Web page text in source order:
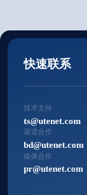
快速联系
技术支持
ts@utenet.com
渠道合作
bd@utenet.com
媒体合作
pr@utenet.com